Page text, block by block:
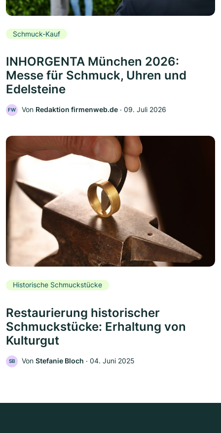
Schmuck-Kauf
INHORGENTA München 2026:
Messe für Schmuck, Uhren und
Edelsteine
FW Von Redaktion firmenweb.de ‧ 09. Juli 2026
Historische Schmuckstücke
Restaurierung historischer
Schmuckstücke: Erhaltung von
Kulturgut
SB Von Stefanie Bloch ‧ 04. Juni 2025